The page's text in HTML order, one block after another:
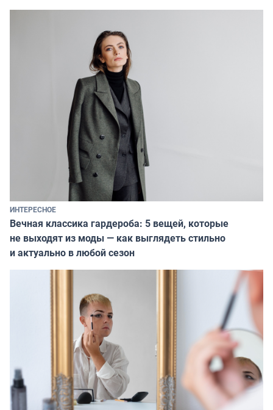
ИНТЕРЕСНОЕ
Вечная классика гардероба: 5 вещей, которые
не выходят из моды — как выглядеть стильно
и актуально в любой сезон